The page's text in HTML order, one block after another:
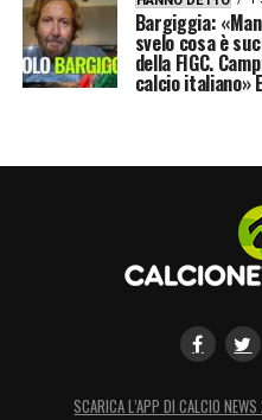
Bargiggia:
svelo cosa è
della FIGC.
calcio italiano»
SCARICA L’APP DI CALCIO